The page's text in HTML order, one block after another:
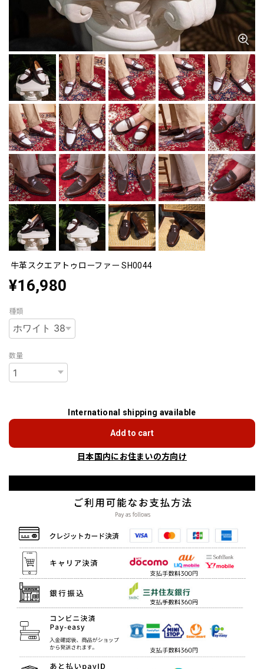
牛革スクエアトゥローファー SH0044
¥16,980
種類
数量
International shipping available
Add to cart
日本国内にお住まいの方向け